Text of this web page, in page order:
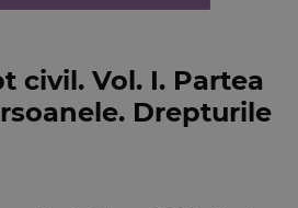
civil. Vol. I. Partea
Drepturile